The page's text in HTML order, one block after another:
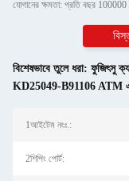
যোগানের ক্ষমতা: প্রতি বছর 100000
বিশেষভাবে তুলে ধরা: ফুজিৎসু
KD25049-B91106 ATM এর
1আইটেম নংঃ.:
2শিপিং পোর্ট: